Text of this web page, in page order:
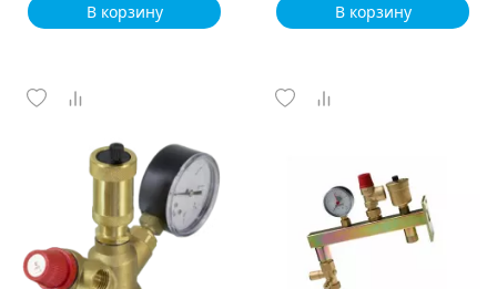
В корзину В корзину